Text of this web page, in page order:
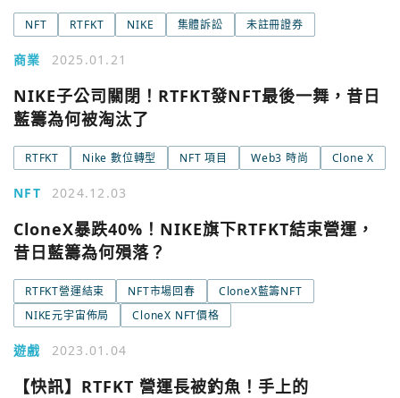
NFT RTFKT NIKE 集體訴訟 未註冊證券
商業 2025.01.21
NIKE子公司關閉！RTFKT發NFT最後一舞，昔日
藍籌為何被淘汰了
RTFKT Nike 數位轉型 NFT 項目 Web3 時尚 Clone X
NFT 2024.12.03
CloneX暴跌40%！NIKE旗下RTFKT結束營運，
昔日藍籌為何殞落？
RTFKT營運結束 NFT市場回春
CloneX藍籌NFT
NIKE元宇宙佈局
CloneX NFT價格
遊戲 2023.01.04
【快訊】RTFKT 營運長被釣魚！手上的